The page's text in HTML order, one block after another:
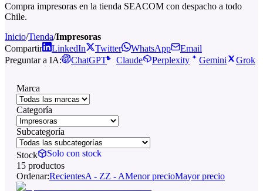
Compra impresoras en la tienda SEACOM con despacho a todo
Chile.
Inicio/Tienda/Impresoras
Compartir
LinkedIn Twitter WhatsApp
Email
Preguntar a IA:
ChatGPT Claude Perplexity Gemini Grok
Marca
Categoría
Subcategoría
Stock
Solo con stock
15 productos
Ordenar:RecientesA - ZZ - AMenor precioMayor precio